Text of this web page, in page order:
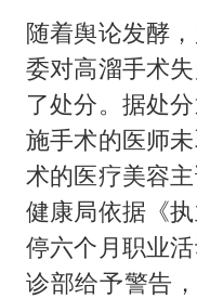
随着舆论发酵
委对高溜手术
了处分。据处
施手术的医师
术的医疗美容
健康局依据《
停六个月职业
诊部给予警告